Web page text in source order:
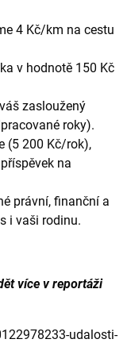
4 Kč/km na cestu
v hodnotě 150 Kč
zasloužený
roky).
(5 200 Kč/rok),
na
právní, finanční a
i vaši rodinu.
více v reportáži
udalosti-